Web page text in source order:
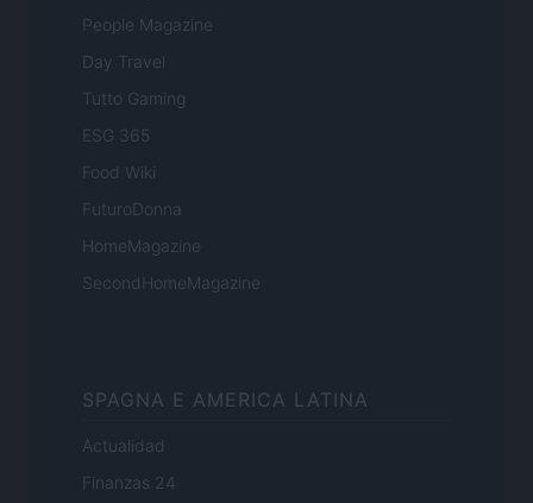
People Magazine
Day Travel
Tutto Gaming
ESG 365
Food Wiki
FuturoDonna
HomeMagazine
SecondHomeMagazine
SPAGNA E AMERICA LATINA
Actualidad
Finanzas 24